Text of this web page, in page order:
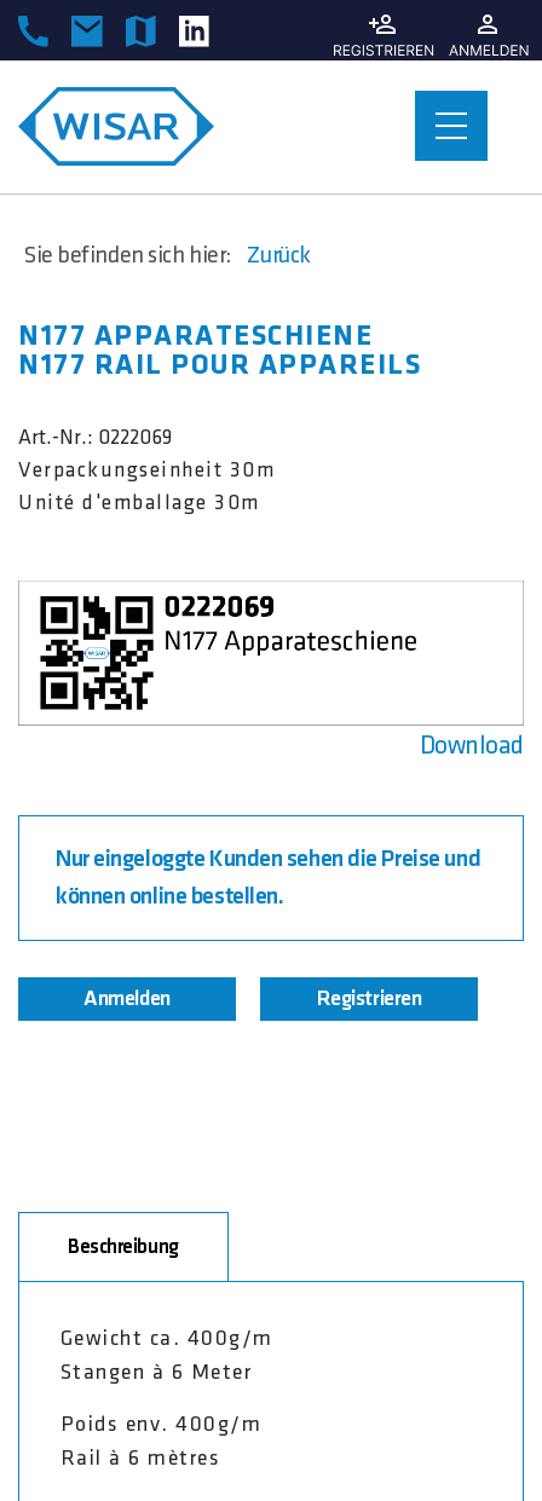
Sie befinden sich hier: Zurück
N177 APPARATESCHIENE
N177 RAIL POUR APPAREILS
Art.-Nr.: 0222069
Verpackungseinheit 30m
Unité d'emballage 30m
Download
Nur eingeloggte Kunden sehen die Preise und
können online bestellen.
Anmelden Registrieren
Beschreibung
Gewicht ca. 400g/m
Stangen à 6 Meter
Poids env. 400g/m
Rail à 6 mètres